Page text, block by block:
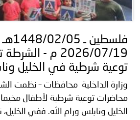
2026/07/19 م -
توعية شرطية في الخليل
وزارة الداخلية محافظات – نظمت
محاضرات توعية شرطية لأطفال
الخليل ونابلس ورام الله. ففي